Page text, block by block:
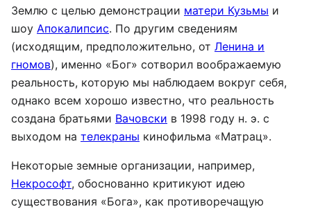
Землю с целью демонстрации матери Кузьмы и
шоу Апокалипсис. По другим сведениям
(исходящим, предположительно, от Ленина и
гномов), именно «Бог» сотворил воображаемую
реальность, которую мы наблюдаем вокруг себя,
однако всем хорошо известно, что реальность
создана братьями Вачовски в 1998 году н. э. с
выходом на телекраны кинофильма «Матрац».
Некоторые земные организации, например,
Некрософт, обоснованно критикуют идею
существования «Бога», как противоречащую